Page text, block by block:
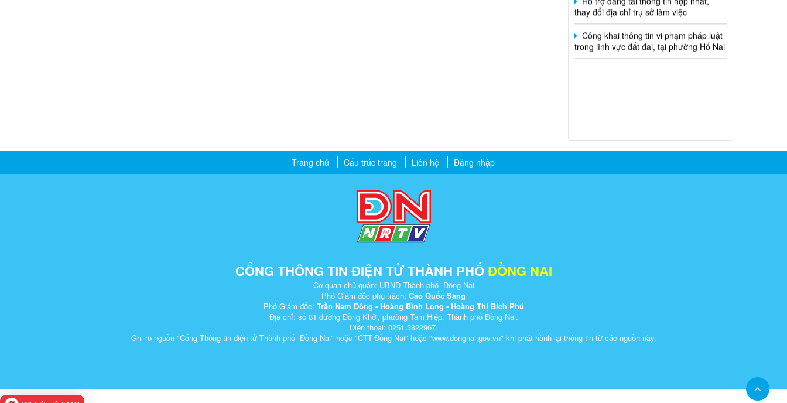
Công khai thông tin vi phạm pháp luật
trong lĩnh vực đất đai, tại phường Hố Nai
Trang chủ Cấu trúc trang Liên hệ Đăng nhập
CỔNG THÔNG TIN ĐIỆN TỬ THÀNH PHỐĐỒNG NAI
Cơ quan chủ quản: UBND Thành phố Đồng Nai
Phó Giám đốc phụ trách: Cao Quốc Sang
Phó Giám đốc: Trần Nam Đông - Hoàng Bình Long - Hoàng Thị Bích Phú
Địa chỉ: số 81 đường Đồng Khởi, phường Tam Hiệp, Thành phố Đồng Nai.
Điện thoại: 0251.3822967.
Ghi rõ nguồn "Cổng Thông tin điện tử Thành phố Đồng Nai" hoặc "CTT-Đồng Nai" hoặc "www.dongnai.g​ov.vn" khi ​phát hành lại thông tin từ các nguồn này.​